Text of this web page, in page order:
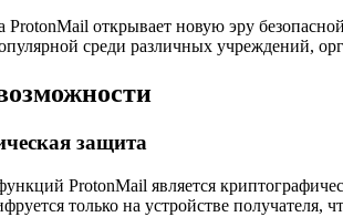
открывает новую эру
среди различных учреждений,
защита
ProtonMail является
только на устройстве получателя,